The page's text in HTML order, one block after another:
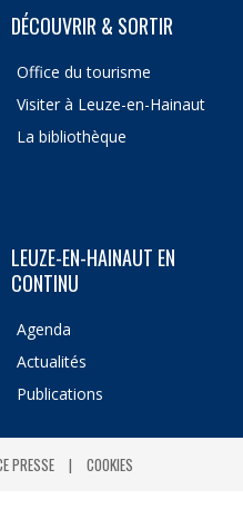
DÉCOUVRIR & SORTIR
Office du tourisme
Visiter à Leuze-en-Hainaut
La bibliothèque
LEUZE-EN-HAINAUT EN
CONTINU
Agenda
Actualités
Publications
PRESSE COOKIES